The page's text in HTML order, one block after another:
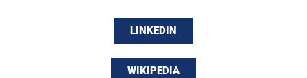
LINKEDIN
WIKIPEDIA